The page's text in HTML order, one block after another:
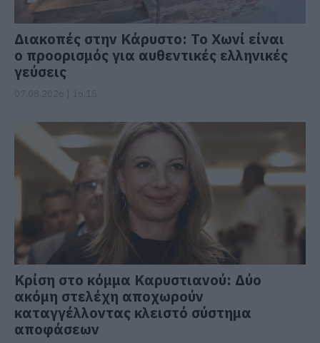
Διακοπές στην Κάρυστο: Το Χωνί είναι
ο προορισμός για αυθεντικές ελληνικές
γεύσεις
Κρίση στο κόμμα Καρυστιανού: Δύο
ακόμη στελέχη αποχωρούν
καταγγέλλοντας κλειστό σύστημα
αποφάσεων